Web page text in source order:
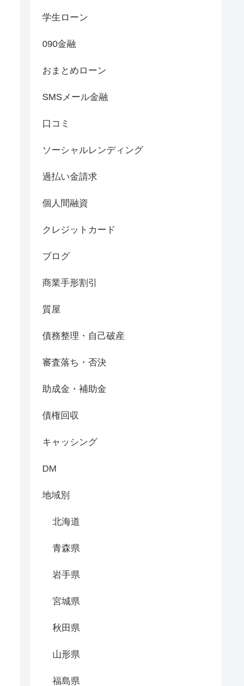
学生ローン
090金融
おまとめローン
SMSメール金融
口コミ
ソーシャルレンディング
過払い金請求
個人間融資
クレジットカード
ブログ
商業手形割引
質屋
債務整理・自己破産
審査落ち・否決
助成金・補助金
債権回収
キャッシング
DM
地域別
北海道
青森県
岩手県
宮城県
秋田県
山形県
福島県